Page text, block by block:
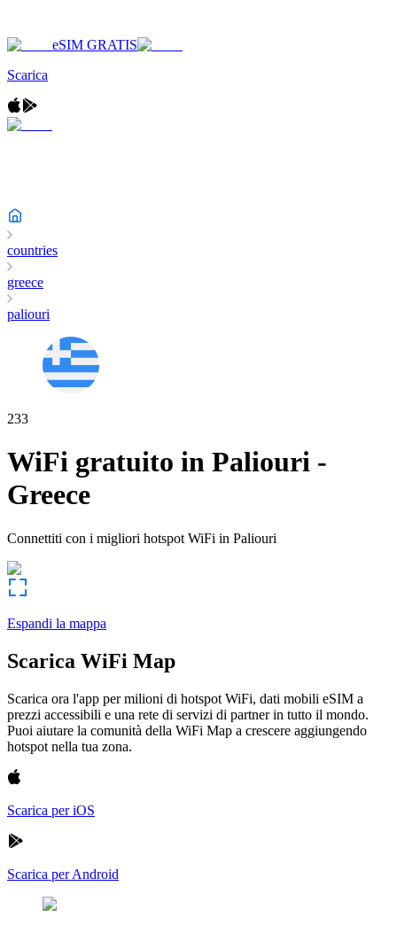
eSIM GRATIS
Scarica
countries
greece
paliouri
233
WiFi gratuito in Paliouri -
Greece
Connettiti con i migliori hotspot WiFi in Paliouri
Espandi la mappa
Scarica WiFi Map
Scarica ora l'app per milioni di hotspot WiFi, dati mobili eSIM a
prezzi accessibili e una rete di servizi di partner in tutto il mondo.
Puoi aiutare la comunità della WiFi Map a crescere aggiungendo
hotspot nella tua zona.
Scarica per iOS
Scarica per Android